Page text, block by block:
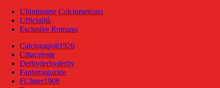
Ultimissime Calciomercato
Ufficialità
Esclusive Romano
Calcionapoli1926
Cittaceleste
Derbyderbyderby
Fantamagazine
FCInter1908